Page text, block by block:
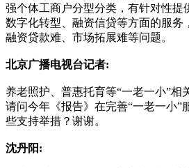
强个体工商户分型分类，有针对性提
数字化转型、融资信贷等方面的服务
融资贷款难、市场拓展难等问题。
北京广播电视台记者:
养老照护、普惠托育等“一老一小”相
请问今年《报告》在完善“一老一小”
些支持举措？谢谢。
沈丹阳: